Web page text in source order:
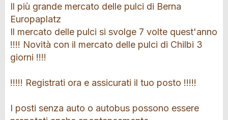
Il più grande mercato delle pulci di Berna
Europaplatz
Il mercato delle pulci si svolge 7 volte quest'anno
!!!! Novità con il mercato delle pulci di Chilbi 3
giorni !!!!
!!!!! Registrati ora e assicurati il tuo posto !!!!!
I posti senza auto o autobus possono essere